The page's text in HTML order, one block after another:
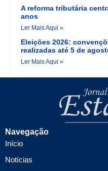
A reforma tributária
anos
Ler Mais Aqui »
Eleições 2026:
realizadas até 5 de
Ler Mais Aqui »
Navegação
Início
Notícias